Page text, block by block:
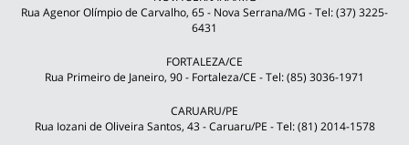
Rua Agenor Olímpio de Carvalho, 65 - Nova Serrana/MG - Tel: (37) 3225-
6431
FORTALEZA/CE
Rua Primeiro de Janeiro, 90 - Fortaleza/CE - Tel: (85) 3036-1971
CARUARU/PE
Rua Iozani de Oliveira Santos, 43 - Caruaru/PE - Tel: (81) 2014-1578